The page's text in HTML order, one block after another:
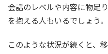
会話のレベルや内容に物足
を抱える人もいるでしょう。
このような状況が続くと、